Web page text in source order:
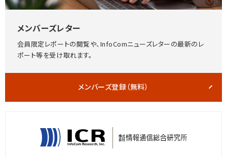
メンバーズレター
会員限定レポートの閲覧や、InfoComニューズレターの最新のレ
ポート等を受け取れます。
メンバーズ登録（無料）